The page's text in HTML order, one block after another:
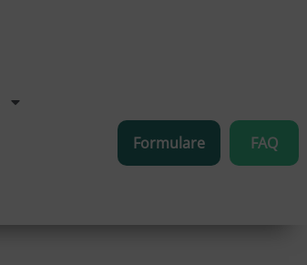
Formulare FAQ